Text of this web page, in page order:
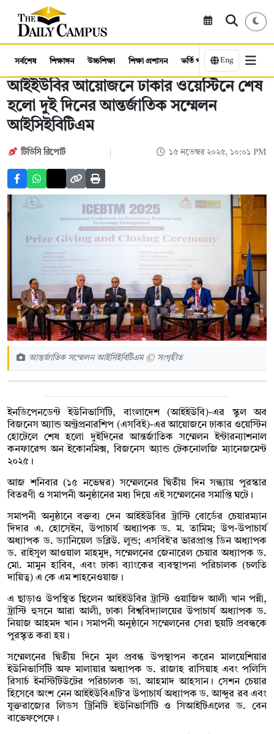
সর্বশেষ শিক্ষাঙ্গন উচ্চশিক্ষা শিক্ষা প্রশাসন ভর্তি পরীক্ষা কর্মসংস্থান
Eng
আইইউবির আয়োজনে ঢাকার ওয়েস্টিনে শেষ
হলো দুই দিনের আন্তর্জাতিক সম্মেলন
আইসিইবিটিএম
টিডিসি রিপোর্ট ১৫ নভেম্বর ২০২৫, ১০:০১ PM
আন্তর্জাতিক সম্মেলন আইসিইবিটিএম © সংগৃহীত
ইনডিপেনডেন্ট ইউনিভার্সিটি, বাংলাদেশ (আইইউবি)-এর স্কুল অব
বিজনেস অ্যান্ড অন্ট্রপ্রনারশিপ (এসবিই)-এর আয়োজনে ঢাকার ওয়েস্টিন
হোটেলে শেষ হলো দুইদিনের আন্তর্জাতিক সম্মেলন ইন্টারন্যাশনাল
কনফারেন্স অন ইকোনমিক্স, বিজনেস অ্যান্ড টেকনোলজি ম্যানেজমেন্ট
২০২৫।
আজ শনিবার (১৫ নভেম্বর) সম্মেলনের দ্বিতীয় দিন সন্ধ্যায় পুরস্কার
বিতরণী ও সমাপনী অনুষ্ঠানের মধ্য দিয়ে এই সম্মেলনের সমাপ্তি ঘটে।
সমাপনী অনুষ্ঠানে বক্তব্য দেন আইইউবির ট্রাস্টি বোর্ডের চেয়ারম্যান
দিদার এ. হোসেইন, উপাচার্য অধ্যাপক ড. ম. তামিম; উপ-উপাচার্য
অধ্যাপক ড. ড্যানিয়েল ডব্লিউ. লুন্ড; এসবিই’র ভারপ্রাপ্ত ডিন অধ্যাপক
ড. রাইসুল আওয়াল মাহমুদ, সম্মেলনের জেনারেল চেয়ার অধ্যাপক ড.
মো. মামুন হাবিব, এবং ঢাকা ব্যাংকের ব্যবস্থাপনা পরিচালক (চলতি
দায়িত্ব) এ কে এম শাহনেওয়াজ।
এ ছাড়াও উপস্থিত ছিলেন আইইউবির ট্রাস্টি ওয়াজিদ আলী খান পন্নী,
ট্রাস্টি হুসনে আরা আলী, ঢাকা বিশ্ববিদ্যালয়ের উপাচার্য অধ্যাপক ড.
নিয়াজ আহমদ খান। সমাপনী অনুষ্ঠানে সম্মেলনের সেরা ছয়টি প্রবন্ধকে
পুরস্কৃত করা হয়।
সম্মেলনের দ্বিতীয় দিনে মূল প্রবন্ধ উপস্থাপন করেন মালয়েশিয়ার
ইউনিভার্সিটি অফ মালায়ার অধ্যাপক ড. রাজাহ রাসিয়াহ এবং পলিসি
রিসার্চ ইনস্টিটিউটের পরিচালক ডা. আহমাদ আহসান। সেশন চেয়ার
হিসেবে অংশ নেন আইইউবিএটি’র উপাচার্য অধ্যাপক ড. আব্দুর রব এবং
যুক্তরাজ্যের লিডস ট্রিনিটি ইউনিভার্সিটি ও সিআইটিএলের ড. বেন
বাভেফপেফে।